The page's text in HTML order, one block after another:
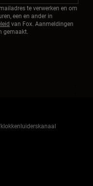
te verwerken en om
een en ander in
van Fox. Aanmeldingen
gemaakt.